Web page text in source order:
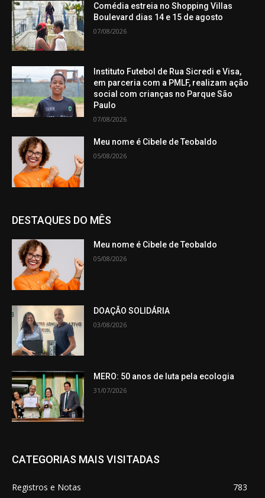
Comédia estreia no Shopping Villas
Boulevard dias 14 e 15 de agosto
07/08/2026
Instituto Futebol de Rua Sicredi e Visa,
em parceria com a PMLF, realizam ação
social com crianças no Parque São
Paulo
07/08/2026
Meu nome é Cibele de Teobaldo
05/08/2026
DESTAQUES DO MÊS
Meu nome é Cibele de Teobaldo
05/08/2026
DOAÇÃO SOLIDÁRIA
03/08/2026
MERO: 50 anos de luta pela ecologia
31/07/2026
CATEGORIAS MAIS VISITADAS
Registros e Notas
783